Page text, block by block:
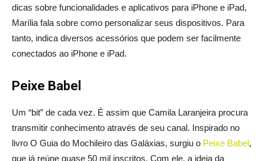
dicas sobre funcionalidades e aplicativos para iPhone e iPad,
Marília fala sobre como personalizar seus dispositivos. Para
tanto, indica diversos acessórios que podem ser facilmente
conectados ao iPhone e iPad.
Peixe Babel
Um “bit” de cada vez. É assim que Camila Laranjeira procura
transmitir conhecimento através de seu canal. Inspirado no
livro O Guia do Mochileiro das Galáxias, surgiu o Peixe Babel,
que já reúne quase 50 mil inscritos. Com ele, a ideia da